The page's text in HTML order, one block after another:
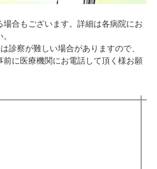
場合もございます。詳細は各病院にお
診察が難しい場合がありますので、
前に医療機関にお電話して頂く様お願